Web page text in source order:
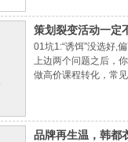
策划裂变活动一定
01坑1:“诱饵”没选好,
上边两个问题之后，
做高价课程转化，常
品牌再生温，韩都